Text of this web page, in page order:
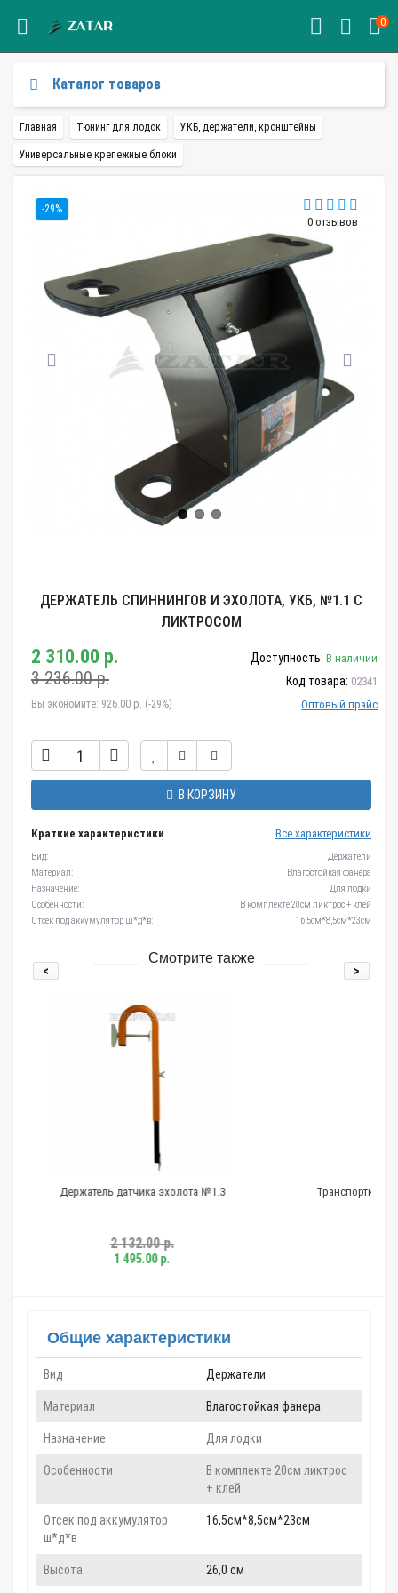
0
Каталог товаров
Главная Тюнинг для лодок УКБ, держатели, кронштейны
Универсальные крепежные блоки
-29%
0 отзывов
ДЕРЖАТЕЛЬ СПИННИНГОВ И ЭХОЛОТА, УКБ, №1.1 С
ЛИКТРОСОМ
2 310.00 р.
3 236.00 р.
Вы экономите: 926.00 р. (-29%)
Доступность: В наличии
Код товара: 02341
Оптовый прайс
В КОРЗИНУ
Краткие характеристики Все характеристики
Вид:
Держатели
Материал:
Влагостойкая фанера
Назначение:
Для лодки
Особенности:
В комплекте 20см ликтрос + клей
Отсек под аккумулятор ш*д*в:
16,5см*8,5см*23см
Смотрите также
эхолота №1.3 Транспортировочный чехол для лодочного
< >
Общие характеристики
Вид Держатели
Материал Влагостойкая фанера
Назначение Для лодки
Особенности
В комплекте 20см ликтрос
+ клей
Отсек под аккумулятор
ш*д*в
16,5см*8,5см*23см
Высота 26,0 см